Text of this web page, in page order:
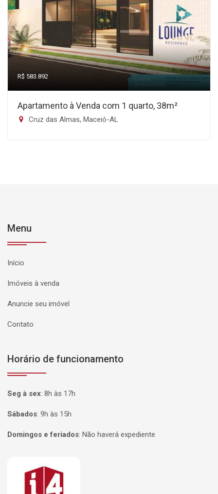
R$ 583.892
Apartamento à Venda com 1 quarto, 38m²
Cruz das Almas, Maceió-AL
Menu
Início
Imóveis à venda
Anuncie seu imóvel
Contato
Horário de funcionamento
Seg à sex: 8h às 17h
Sábados: 9h às 15h
Domingos e feriados: Não haverá expediente
Página inicial